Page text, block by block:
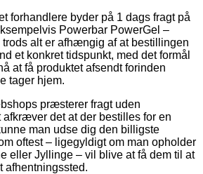
forhandlere byder på 1 dags fragt på
Powerbar PowerGel –
alt er afhængig af at bestillingen
et konkret tidspunkt, med det formål
at få produktet afsendt forinden
tager hjem.
præsterer fragt uden
afkræver det at der bestilles for en
man udse dig den billigste
oftest – ligegyldigt om man opholder
eller Jyllinge – vil blive at få dem til at
afhentningssted.